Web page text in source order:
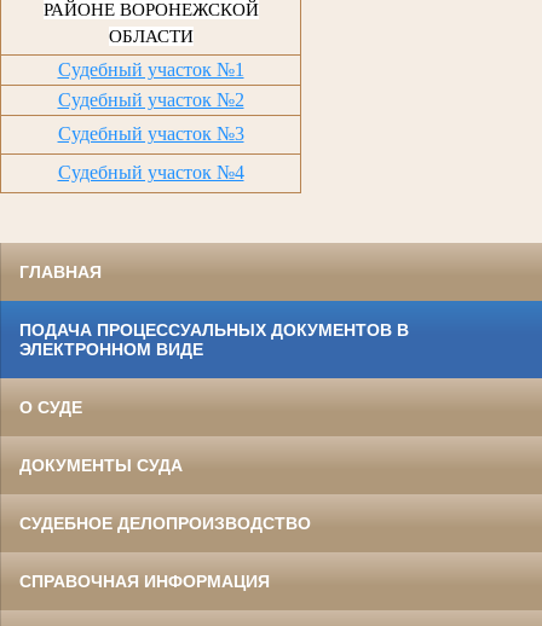
РАЙОНЕ ВОРОНЕЖСКОЙ
ОБЛАСТИ
Судебный участок №1
Судебный участок №2
Судебный участок №3
Судебный участок №4
ГЛАВНАЯ
ПОДАЧА ПРОЦЕССУАЛЬНЫХ ДОКУМЕНТОВ В
ЭЛЕКТРОННОМ ВИДЕ
О СУДЕ
ДОКУМЕНТЫ СУДА
СУДЕБНОЕ ДЕЛОПРОИЗВОДСТВО
СПРАВОЧНАЯ ИНФОРМАЦИЯ